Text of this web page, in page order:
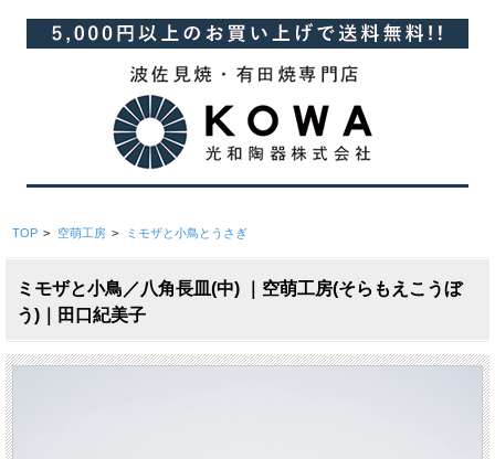
TOP > 空萌工房 > ミモザと小鳥とうさぎ
ミモザと小鳥／八角長皿(中) ｜空萌工房(そらもえこうぼ
う)｜田口紀美子